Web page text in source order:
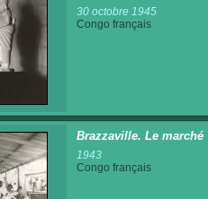
30 octobre 1945
Congo français
Brazzaville. Le marché
1943
Congo français